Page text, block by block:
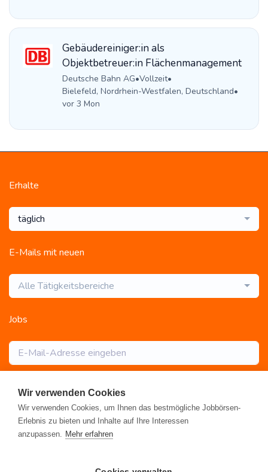
Gebäudereiniger:in als
Objektbetreuer:in Flächenmanagement
Deutsche Bahn AG•Vollzeit•
Bielefeld, Nordrhein-Westfalen, Deutschland•
vor 3 Mon
Erhalte
täglich
E-Mails mit neuen
Alle Tätigkeitsbereiche
Jobs
Abonnieren
Alle Jobs Blog Rahmen- und Lohntarifvertrag
Wir verwenden Cookies
Wir verwenden Cookies, um Ihnen das bestmögliche Jobbörsen-
Erlebnis zu bieten und Inhalte auf Ihre Interessen
anzupassen. Mehr erfahren